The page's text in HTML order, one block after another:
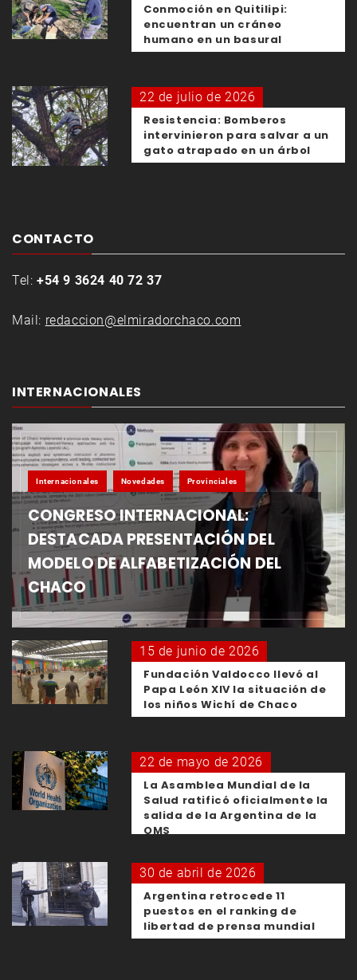
Conmoción en Quitilipi:
encuentran un cráneo
humano en un basural
22 de julio de 2026
Resistencia: Bomberos
intervinieron para salvar a un
gato atrapado en un árbol
CONTACTO
Tel: +54 9 3624 40 72 37
Mail: redaccion@elmiradorchaco.com
INTERNACIONALES
Internacionales Novedades Provinciales
CONGRESO INTERNACIONAL:
DESTACADA PRESENTACIÓN DEL
MODELO DE ALFABETIZACIÓN DEL
CHACO
15 de junio de 2026
Fundación Valdocco llevó al
Papa León XIV la situación de
los niños Wichí de Chaco
22 de mayo de 2026
La Asamblea Mundial de la
Salud ratificó oficialmente la
salida de la Argentina de la
OMS
30 de abril de 2026
Argentina retrocede 11
puestos en el ranking de
libertad de prensa mundial